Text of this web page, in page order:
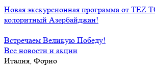
Новая экскурсионная программа от TEZ
колоритный Азербайджан!
Встречаем Великую Победу!
Все новости и акции
Италия, Форио